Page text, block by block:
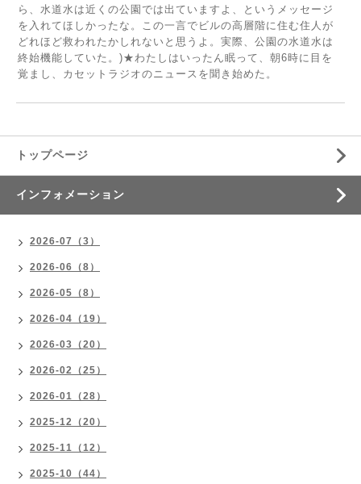
ら、水道水は近くの公園では出ていますよ、というメッセージ
を入れてほしかったな。この一言でビルの高層階に住む住人が
どれほど救われたかしれないと思うよ。実際、公園の水道水は
終始機能していた。)★わたしはいったん眠って、朝6時に目を
覚まし、カセットラジオのニュースを聞き始めた。
トップページ
インフォメーション
2026-07（3）
2026-06（8）
2026-05（8）
2026-04（19）
2026-03（20）
2026-02（25）
2026-01（28）
2025-12（20）
2025-11（12）
2025-10（44）